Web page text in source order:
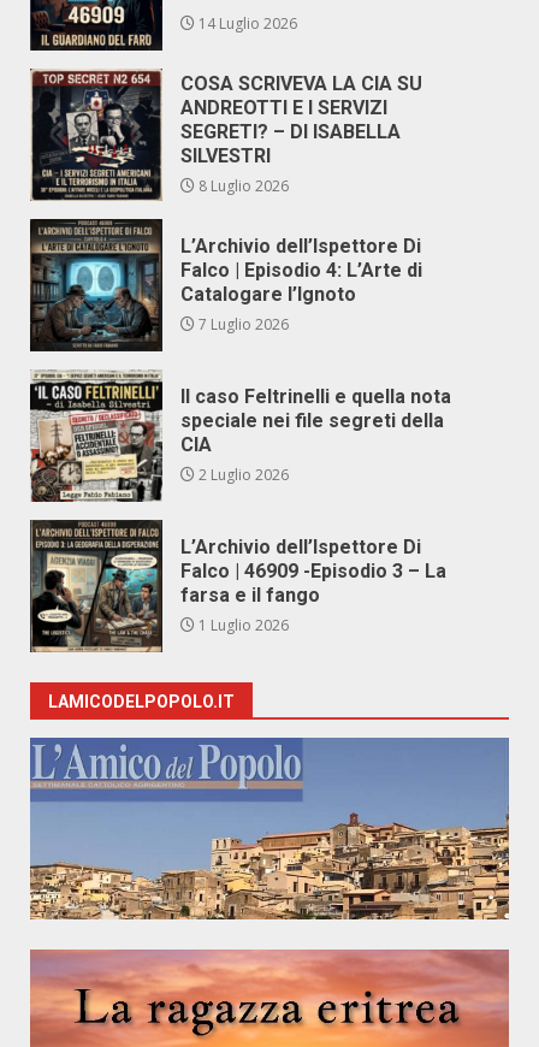
14 Luglio 2026
COSA SCRIVEVA LA CIA SU
ANDREOTTI E I SERVIZI
SEGRETI? – DI ISABELLA
SILVESTRI
8 Luglio 2026
L’Archivio dell’Ispettore Di
Falco | Episodio 4: L’Arte di
Catalogare l’Ignoto
7 Luglio 2026
Il caso Feltrinelli e quella nota
speciale nei file segreti della
CIA
2 Luglio 2026
L’Archivio dell’Ispettore Di
Falco | 46909 -Episodio 3 – La
farsa e il fango
1 Luglio 2026
LAMICODELPOPOLO.IT